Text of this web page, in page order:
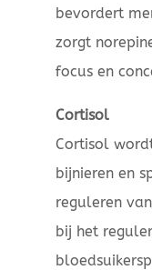
bevordert
zorgt
focus en
Cortisol
Cortisol
bijnieren en
reguleren
bij het